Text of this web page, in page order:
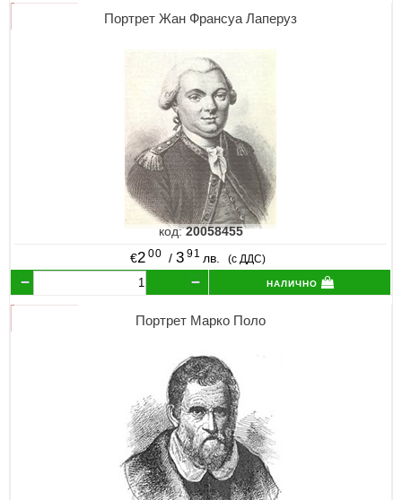
Портрет Жан Франсуа Лаперуз
код:20058455
€2 00 / 3 91 лв. (с ДДС)
налично
Портрет Марко Поло